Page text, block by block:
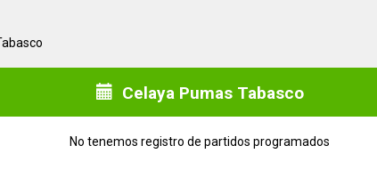
Celaya Pumas Tabasco
No tenemos registro de partidos programados